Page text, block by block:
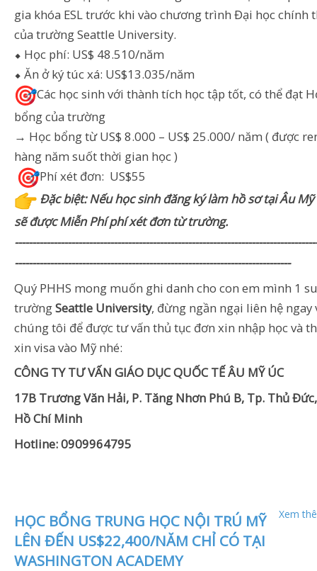
gia khóa ESL trước khi vào chương trình Đại học chính
của trường Seattle University.
⬥ Học phí: US$ 48.510/năm
⬥ Ăn ở ký túc xá: US$13.035/năm
Các học sinh với thành tích học tập tốt, có thể đạt
bổng của trường
→ Học bổng từ US$ 8.000 – US$ 25.000/ năm ( được
hàng năm suốt thời gian học )
Phí xét đơn: US$55
Đặc biệt: Nếu học sinh đăng ký làm hồ sơ tại Âu Mỹ
sẽ được Miễn Phí phí xét đơn từ trường.
------------------------------------------------------------------------------
Quý PHHS mong muốn ghi danh cho con em mình 1
trườngSeattle University, đừng ngần ngại liên hệ ngay
chúng tôi để được tư vấn thủ tục đơn xin nhập học và
xin visa vào Mỹ nhé:
CÔNG TY TƯ VẤN GIÁO DỤC QUỐC TẾ ÂU MỸ ÚC
17B Trương Văn Hải, P. Tăng Nhơn Phú B, Tp. Thủ
Hồ Chí Minh
Hotline: 0909964795
Xem
HỌC BỔNG TRUNG HỌC NỘI TRÚ MỸ
LÊN ĐẾN US$22,400/NĂM CHỈ CÓ TẠI
WASHINGTON ACADEMY